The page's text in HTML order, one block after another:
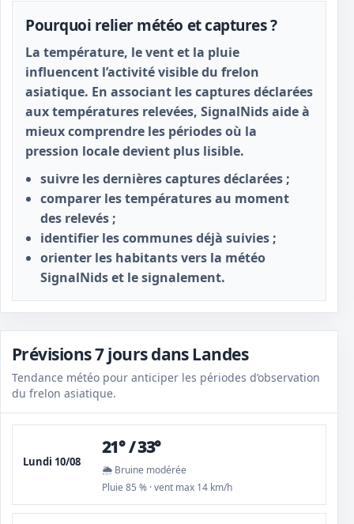
Pourquoi relier météo et captures ?
La température, le vent et la pluie
influencent l’activité visible du frelon
asiatique. En associant les captures déclarées
aux températures relevées, SignalNids aide à
mieux comprendre les périodes où la
pression locale devient plus lisible.
suivre les dernières captures déclarées ;
comparer les températures au moment
des relevés ;
identifier les communes déjà suivies ;
orienter les habitants vers la météo
SignalNids et le signalement.
Prévisions 7 jours dans Landes
Tendance météo pour anticiper les périodes d’observation
du frelon asiatique.
Lundi 10/08
21° / 33°
🌦️ Bruine modérée
Pluie 85 % · vent max 14 km/h